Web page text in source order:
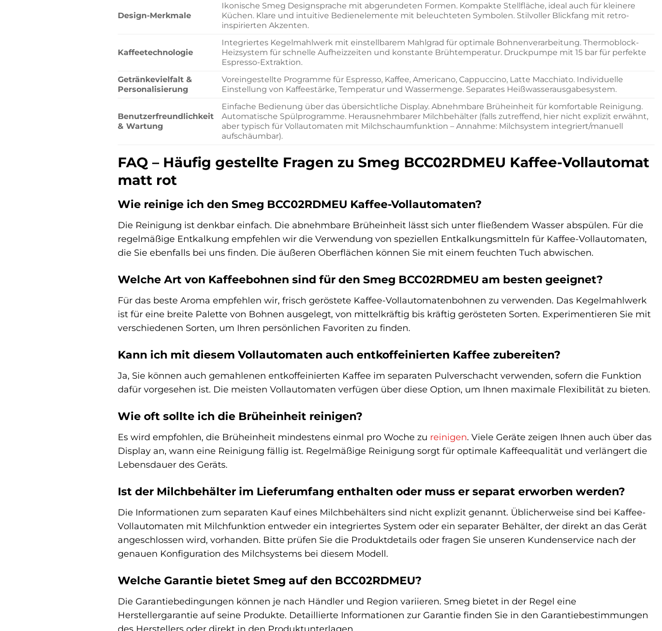
Design-Merkmale
Ikonische Smeg Designsprache mit abgerundeten Formen. Kompakte Stellfläche, ideal auch für kleinere
Küchen. Klare und intuitive Bedienelemente mit beleuchteten Symbolen. Stilvoller Blickfang mit retro-
inspirierten Akzenten.
Kaffeetechnologie
Integriertes Kegelmahlwerk mit einstellbarem Mahlgrad für optimale Bohnenverarbeitung. Thermoblock-
Heizsystem für schnelle Aufheizzeiten und konstante Brühtemperatur. Druckpumpe mit 15 bar für perfekte
Espresso-Extraktion.
Getränkevielfalt &
Personalisierung
Voreingestellte Programme für Espresso, Kaffee, Americano, Cappuccino, Latte Macchiato. Individuelle
Einstellung von Kaffeestärke, Temperatur und Wassermenge. Separates Heißwasserausgabesystem.
Benutzerfreundlichkeit
& Wartung
Einfache Bedienung über das übersichtliche Display. Abnehmbare Brüheinheit für komfortable Reinigung.
Automatische Spülprogramme. Herausnehmbarer Milchbehälter (falls zutreffend, hier nicht explizit erwähnt,
aber typisch für Vollautomaten mit Milchschaumfunktion – Annahme: Milchsystem integriert/manuell
aufschäumbar).
FAQ – Häufig gestellte Fragen zu Smeg BCC02RDMEU Kaffee-Vollautomat
matt rot
Wie reinige ich den Smeg BCC02RDMEU Kaffee-Vollautomaten?
Die Reinigung ist denkbar einfach. Die abnehmbare Brüheinheit lässt sich unter fließendem Wasser abspülen. Für die
regelmäßige Entkalkung empfehlen wir die Verwendung von speziellen Entkalkungsmitteln für Kaffee-Vollautomaten,
die Sie ebenfalls bei uns finden. Die äußeren Oberflächen können Sie mit einem feuchten Tuch abwischen.
Welche Art von Kaffeebohnen sind für den Smeg BCC02RDMEU am besten geeignet?
Für das beste Aroma empfehlen wir, frisch geröstete Kaffee-Vollautomatenbohnen zu verwenden. Das Kegelmahlwerk
ist für eine breite Palette von Bohnen ausgelegt, von mittelkräftig bis kräftig gerösteten Sorten. Experimentieren Sie mit
verschiedenen Sorten, um Ihren persönlichen Favoriten zu finden.
Kann ich mit diesem Vollautomaten auch entkoffeinierten Kaffee zubereiten?
Ja, Sie können auch gemahlenen entkoffeinierten Kaffee im separaten Pulverschacht verwenden, sofern die Funktion
dafür vorgesehen ist. Die meisten Vollautomaten verfügen über diese Option, um Ihnen maximale Flexibilität zu bieten.
Wie oft sollte ich die Brüheinheit reinigen?
Es wird empfohlen, die Brüheinheit mindestens einmal pro Woche zu reinigen. Viele Geräte zeigen Ihnen auch über das
Display an, wann eine Reinigung fällig ist. Regelmäßige Reinigung sorgt für optimale Kaffeequalität und verlängert die
Lebensdauer des Geräts.
Ist der Milchbehälter im Lieferumfang enthalten oder muss er separat erworben werden?
Die Informationen zum separaten Kauf eines Milchbehälters sind nicht explizit genannt. Üblicherweise sind bei Kaffee-
Vollautomaten mit Milchfunktion entweder ein integriertes System oder ein separater Behälter, der direkt an das Gerät
angeschlossen wird, vorhanden. Bitte prüfen Sie die Produktdetails oder fragen Sie unseren Kundenservice nach der
genauen Konfiguration des Milchsystems bei diesem Modell.
Welche Garantie bietet Smeg auf den BCC02RDMEU?
Die Garantiebedingungen können je nach Händler und Region variieren. Smeg bietet in der Regel eine
Herstellergarantie auf seine Produkte. Detaillierte Informationen zur Garantie finden Sie in den Garantiebestimmungen
des Herstellers oder direkt in den Produktunterlagen.